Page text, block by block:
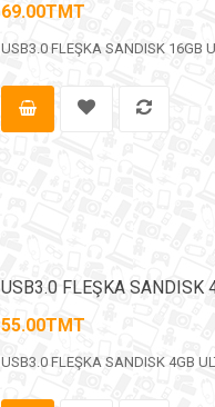
69.00TMT
USB3.0 FLEŞKA SANDISK 16GB
USB3.0 FLEŞKA SANDISK
55.00TMT
USB3.0 FLEŞKA SANDISK 4GB